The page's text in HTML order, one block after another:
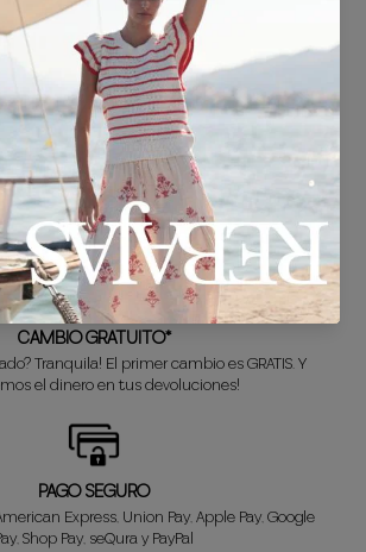
ENVÍO GRATIS*
En compras superiores a 30€.
ENTREGA EN 24/48h
esperar a estrenar tu nuevo look, así que lo
súper rápido para ti.
CAMBIO GRATUITO*
Tranquila! El primer cambio es GRATIS. Y
el dinero en tus devoluciones!
PAGO SEGURO
Express, Union Pay, Apple Pay, Google
Shop Pay, seQura y PayPal